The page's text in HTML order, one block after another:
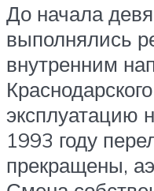
До начала
выполнялись
внутренним
эксплуатацию
1993 году
прекращены,